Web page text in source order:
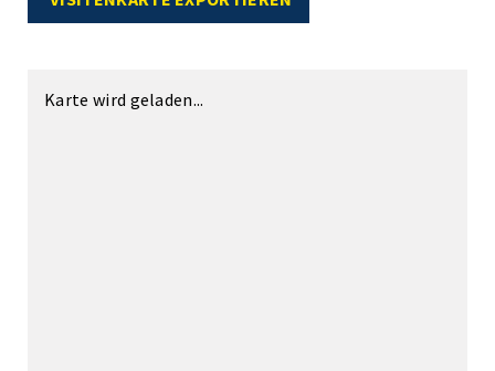
Karte wird geladen...